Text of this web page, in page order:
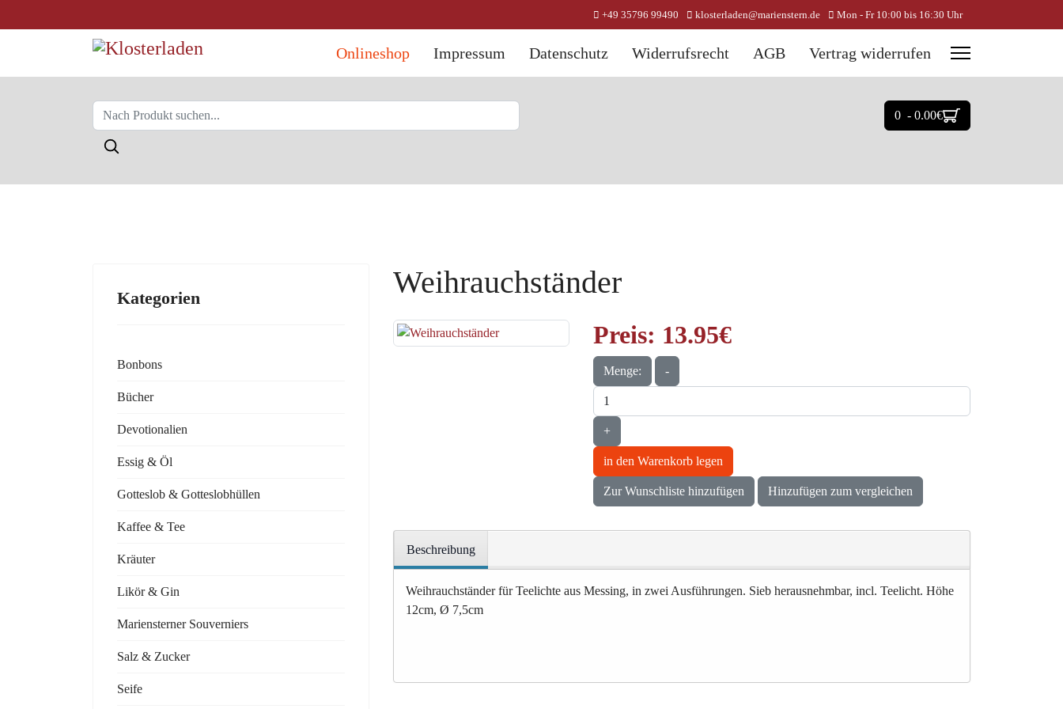
+49 35796 99490 klosterladen@marienstern.de Mon - Fr 10:00 bis 16:30 Uhr
Onlineshop Impressum Datenschutz Widerrufsrecht AGB Vertrag widerrufen
0 - 0.00‎€
Kategorien
Bonbons
Bücher
Devotionalien
Essig & Öl
Gotteslob & Gotteslobhüllen
Kaffee & Tee
Kräuter
Likör & Gin
Mariensterner Souverniers
Salz & Zucker
Seife
Weihrauchständer
Preis: 13.95‎€
Menge: -
+
in den Warenkorb legen
Zur Wunschliste hinzufügen Hinzufügen zum vergleichen
Beschreibung
Weihrauchständer für Teelichte aus Messing, in zwei Ausführungen. Sieb herausnehmbar, incl. Teelicht. Höhe
12cm, Ø 7,5cm